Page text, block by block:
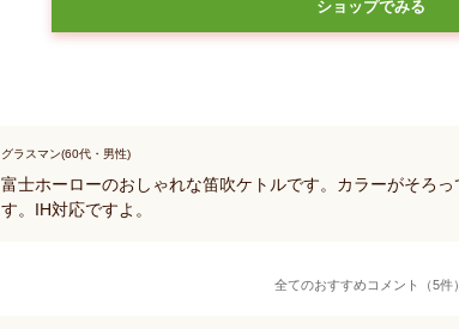
ショップでみる
グラスマン(60代・男性)
富士ホーローのおしゃれな笛吹ケトルです。カラーがそろ
す。IH対応ですよ。
全てのおすすめコメント（5件）